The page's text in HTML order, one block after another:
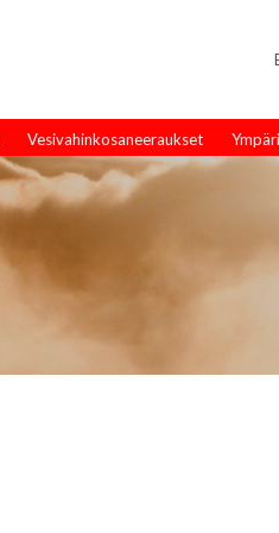
Vesivahinkosaneeraukset